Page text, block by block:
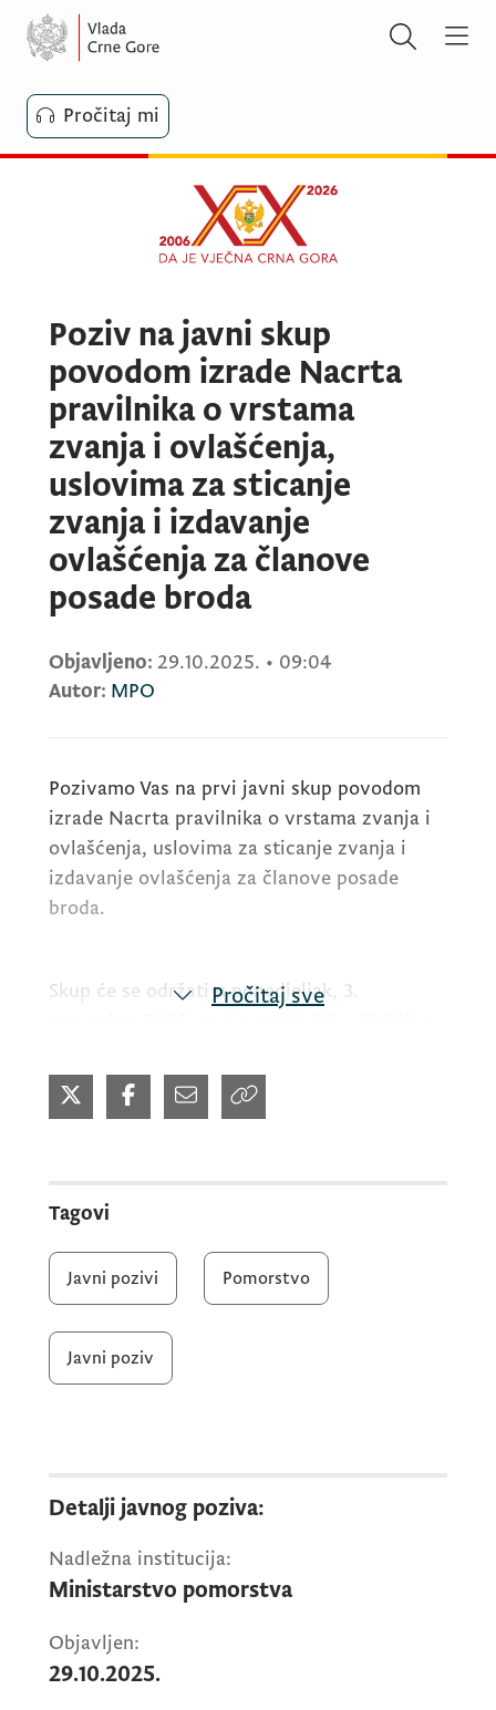
Pročitaj mi
Poziv na javni skup
povodom izrade Nacrta
pravilnika o vrstama
zvanja i ovlašćenja,
uslovima za sticanje
zvanja i izdavanje
ovlašćenja za članove
posade broda
Objavljeno: 29.10.2025. • 09:04
Autor: MPO
Pozivamo Vas na prvi javni skup povodom
izrade Nacrta pravilnika o vrstama zvanja i
ovlašćenja, uslovima za sticanje zvanja i
izdavanje ovlašćenja za članove posade
broda.
Skup će se održati u ponedjeljak, 3.
Cetinjski put 2, Podgorica.
doprinos kvalitetu ovog važnog akta u
oblasti pomorstva.
Za dodatne informacije možete se obratiti
Ministarstvu pomorstva putem e-mail
adrese:goran.idrizovic@mpo.gov.me
Pročitaj sve
Tagovi
Javni pozivi Pomorstvo
Javni poziv
Detalji javnog poziva:
Nadležna institucija:
Ministarstvo pomorstva
Objavljen:
29.10.2025.